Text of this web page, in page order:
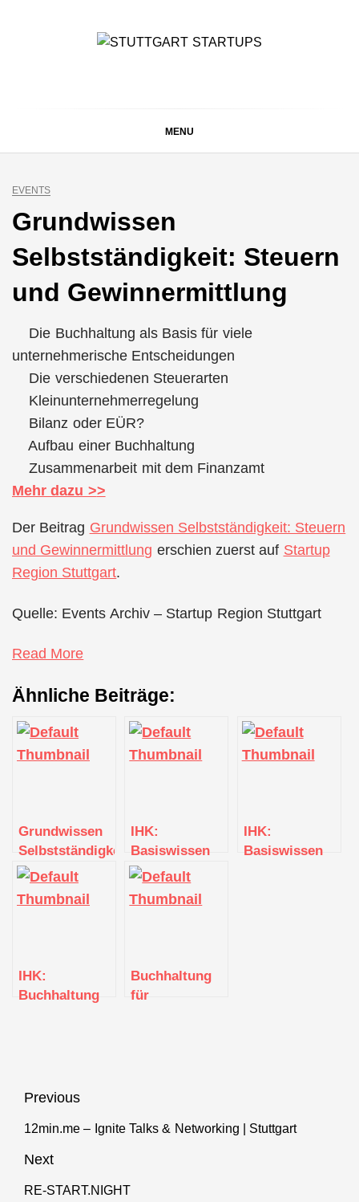
MENU
EVENTS
Grundwissen
Selbstständigkeit: Steuern
und Gewinnermittlung
Die Buchhaltung als Basis für viele
unternehmerische Entscheidungen
Die verschiedenen Steuerarten
Kleinunternehmerregelung
Bilanz oder EÜR?
Aufbau einer Buchhaltung
Zusammenarbeit mit dem Finanzamt
Mehr dazu >>
Der Beitrag Grundwissen Selbstständigkeit: Steuern
und Gewinnermittlung erschien zuerst auf Startup
Region Stuttgart.
Quelle: Events Archiv – Startup Region Stuttgart
Read More
Ähnliche Beiträge:
Grundwissen
Selbstständigkeit:
Marketing
IHK:
Basiswissen
Existenzgründung
IHK:
Basiswissen
IHK:
Buchhaltung
Buchhaltung
für
Beitragsnavigation
Previous
Previous
12min.me – Ignite Talks & Networking | Stuttgart
Next
Next
RE-START.NIGHT